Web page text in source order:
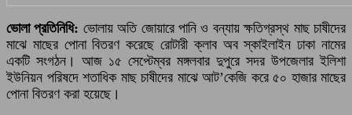
ভোলা প্রতিনিধি: ভোলায় অতি জোয়ারে পানি ও বন্যায় ক্ষতিগ্রস্থ মাছ চাষীদের
মাঝে মাছের পোনা বিতরণ করেছে রোটারী ক্লাব অব স্কাইলাইন ঢাকা নামের
একটি সংগঠন। আজ ১৫ সেপ্টেম্বর মঙ্গলবার দুপুরে সদর উপজেলার ইলিশা
ইউনিয়ন পরিষদে শতাধিক মাছ চাষীদের মাঝে আট’কেজি করে ৫০ হাজার মাছের
পোনা বিতরণ করা হয়েছে।